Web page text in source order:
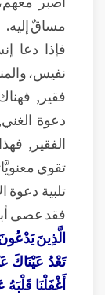
مساقٌ إليه.
فإذا دعا
نفيس،
فقير,
دعوة
الفقير,
تقوي
تلبية
فقد عصى
الَّذِينَ
تَعْدُ عَيْنَاكَ
أَغْفَلْنَا